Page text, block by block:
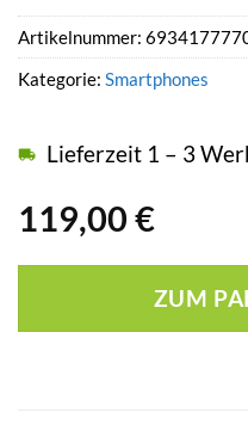
119,00 €
Lieferzeit 1 – 3
ZUM
Artikelnummer:
Kategorie: Smartphones